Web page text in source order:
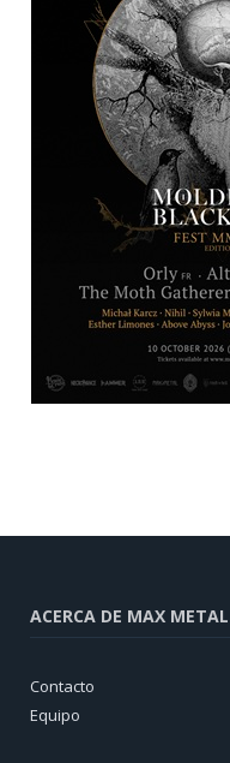
ACERCA DE MAX METAL
Contacto
Equipo